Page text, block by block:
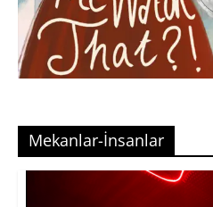
Mekanlar-İnsanlar